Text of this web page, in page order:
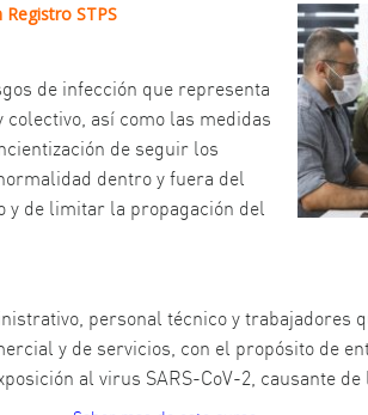
STPS
de infección que representa
colectivo, así como las medidas
de seguir los
dentro y fuera del
y de limitar la propagación del
personal técnico y trabajadores
y de servicios, con el propósito de
al virus SARS-CoV-2, causante de